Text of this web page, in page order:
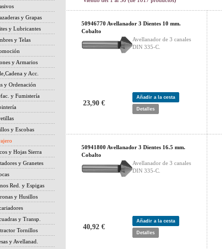
y Grapas
y Lubricantes
y Telas
y Armarios
y Acc.
y Ordenación
y Fumistería
y Escobas
y Hojas Sierra
y Granetes
Red. y Espigas
y Husillos
y Transp.
Tornillos
y Avellanad.
50946770 Avellanador 3 Dientes 10 mm.
Cobalto
Avellanador de 3 canales
DIN 335-C.
23,90 €
Añadir a la cesta
Detalles
50941800 Avellanador 3 Dientes 16.5 mm.
Cobalto
Avellanador de 3 canales
DIN 335-C.
40,92 €
Añadir a la cesta
Detalles